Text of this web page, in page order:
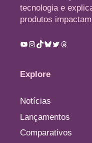
tecnologia e
produtos
Youtube
Instagram
TikTok
Bluesky
TwitterThreads
Explore
Notícias
Lançamentos
Comparativos